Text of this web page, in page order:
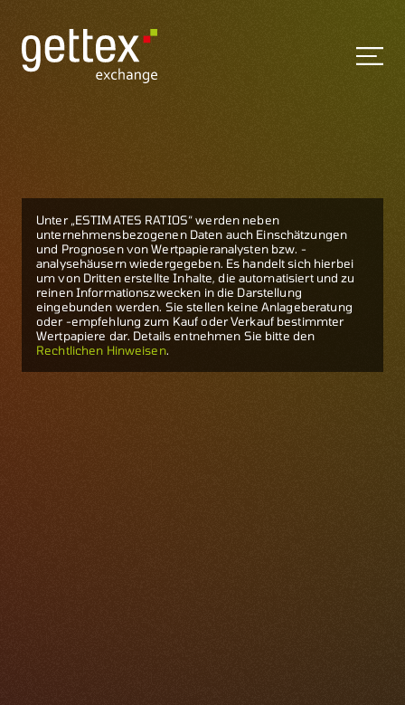
Unter „ESTIMATES RATIOS“ werden neben
unternehmensbezogenen Daten auch Einschätzungen
und Prognosen von Wertpapieranalysten bzw. -
analysehäusern wiedergegeben. Es handelt sich hierbei
um von Dritten erstellte Inhalte, die automatisiert und zu
reinen Informationszwecken in die Darstellung
eingebunden werden. Sie stellen keine Anlageberatung
oder -empfehlung zum Kauf oder Verkauf bestimmter
Wertpapiere dar. Details entnehmen Sie bitte den
Rechtlichen Hinweisen.